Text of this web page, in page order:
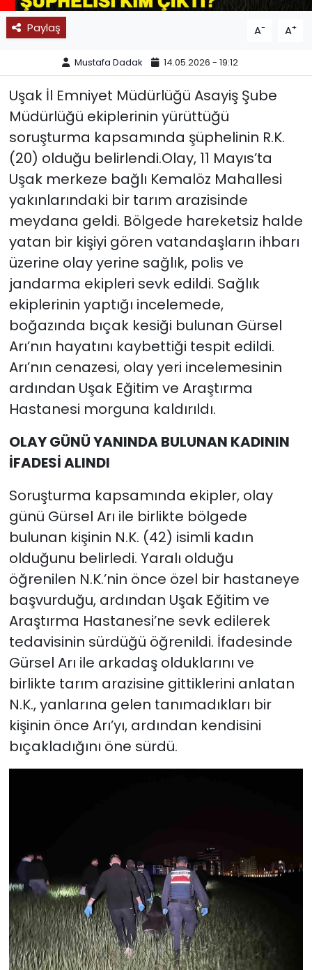
Paylaş A- A+
Mustafa Dadak 14.05.2026 - 19:12
Uşak İl Emniyet Müdürlüğü Asayiş Şube
Müdürlüğü ekiplerinin yürüttüğü
soruşturma kapsamında şüphelinin R.K.
(20) olduğu belirlendi.Olay, 11 Mayıs’ta
Uşak merkeze bağlı Kemalöz Mahallesi
yakınlarındaki bir tarım arazisinde
meydana geldi. Bölgede hareketsiz halde
yatan bir kişiyi gören vatandaşların ihbarı
üzerine olay yerine sağlık, polis ve
jandarma ekipleri sevk edildi. Sağlık
ekiplerinin yaptığı incelemede,
boğazında bıçak kesiği bulunan Gürsel
Arı’nın hayatını kaybettiği tespit edildi.
Arı’nın cenazesi, olay yeri incelemesinin
ardından Uşak Eğitim ve Araştırma
Hastanesi morguna kaldırıldı.
OLAY GÜNÜ YANINDA BULUNAN KADININ
İFADESİ ALINDI
Soruşturma kapsamında ekipler, olay
günü Gürsel Arı ile birlikte bölgede
bulunan kişinin N.K. (42) isimli kadın
olduğunu belirledi. Yaralı olduğu
öğrenilen N.K.’nin önce özel bir hastaneye
başvurduğu, ardından Uşak Eğitim ve
Araştırma Hastanesi’ne sevk edilerek
tedavisinin sürdüğü öğrenildi. İfadesinde
Gürsel Arı ile arkadaş olduklarını ve
birlikte tarım arazisine gittiklerini anlatan
N.K., yanlarına gelen tanımadıkları bir
kişinin önce Arı’yı, ardından kendisini
bıçakladığını öne sürdü.